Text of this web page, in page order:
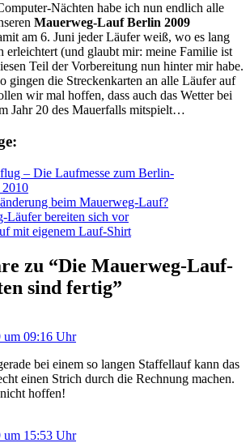
Nächten habe ich nun endlich alle
Mauerweg-Lauf Berlin 2009
am 6. Juni jeder Läufer weiß, wo es lang
erleichtert (und glaubt mir: meine Familie ist
Teil der Vorbereitung nun hinter mir habe.
gingen die Streckenkarten an alle Läufer auf
wir mal hoffen, dass auch das Wetter bei
Jahr 20 des Mauerfalls mitspielt…
– Die Laufmesse zum Berlin-
beim Mauerweg-Lauf?
Läufer bereiten sich vor
mit eigenem Lauf-Shirt
zu “Die Mauerweg-Lauf-
sind fertig”
09:16 Uhr
bei einem so langen Staffellauf kann das
einen Strich durch die Rechnung machen.
hoffen!
15:53 Uhr